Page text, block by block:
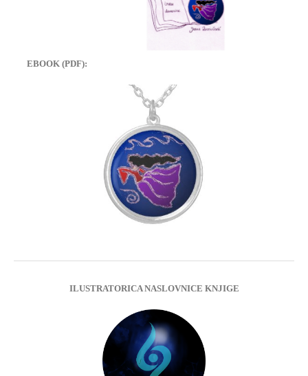
EBOOK (PDF):
ILUSTRATORICA NASLOVNICE KNJIGE